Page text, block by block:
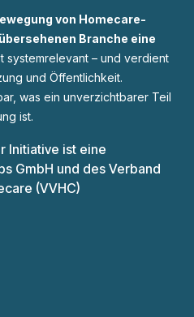
von Homecare-
Branche eine
systemrelevant – und verdient
und Öffentlichkeit.
was ein unverzichtbarer Teil
ist.
Initiative ist eine
GmbH und des Verband
(VVHC)